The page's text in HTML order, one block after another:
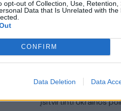
opt-out of Collection, Use,
Data that Is Unrelated with
CONFIRM
Data Deletion Data
Žinios | Lietuvos diena
įsitvirtinti Ukrainos